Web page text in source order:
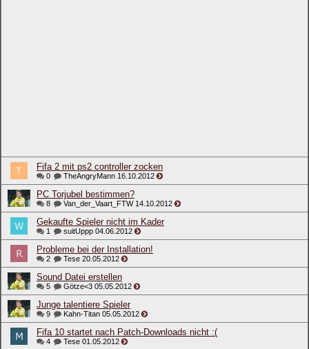
Fifa 2 mit ps2 controller zocken
0 TheAngryMann 16.10.2012
PC Torjubel bestimmen?
8 Van_der_Vaart_FTW 14.10.2012
Gekaufte Spieler nicht im Kader
1 suitUppp 04.06.2012
Probleme bei der Installation!
2 Tese 20.05.2012
Sound Datei erstellen
5 Götze<3 05.05.2012
Junge talentiere Spieler
9 Kahn-Titan 05.05.2012
Fifa 10 startet nach Patch-Downloads nicht :(
4 Tese 01.05.2012